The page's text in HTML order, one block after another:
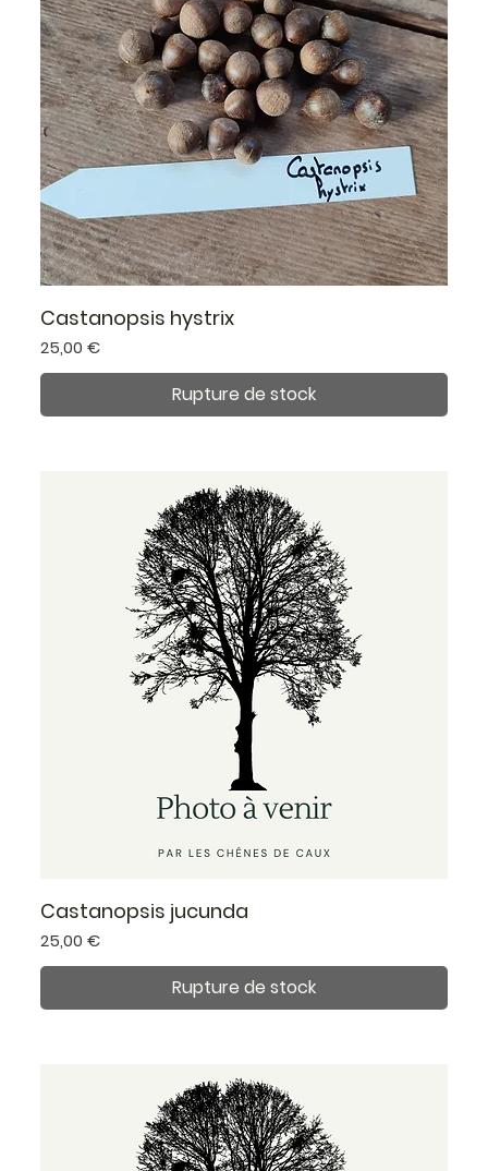
Castanopsis hystrix
Prix
25,00 €
Rupture de stock
Castanopsis jucunda
Prix
25,00 €
Rupture de stock